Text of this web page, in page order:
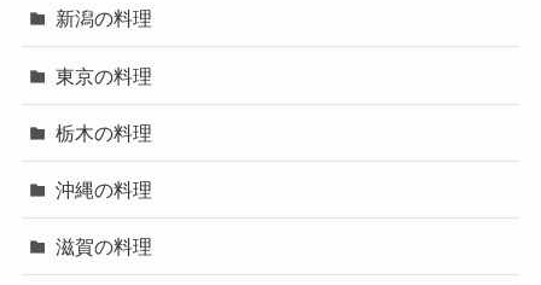
新潟の料理
東京の料理
栃木の料理
沖縄の料理
滋賀の料理